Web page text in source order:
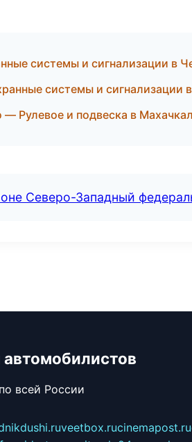
системы и сигнализации в
системы и сигнализации
— Рулевое и подвеска в
Северо-Западный
автомобилистов
всей России
veetbox.rucinemapost.ru